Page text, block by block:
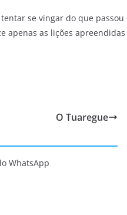
se vingar do que passou
apenas as lições apreendidas
O Tuaregue
WhatsApp